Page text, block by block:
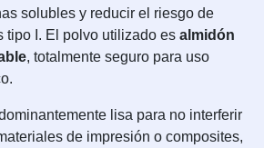
solubles y reducir el riesgo de
tipo I. El polvo utilizado es almidón
, totalmente seguro para uso
lisa para no interferir
de impresión o composites,